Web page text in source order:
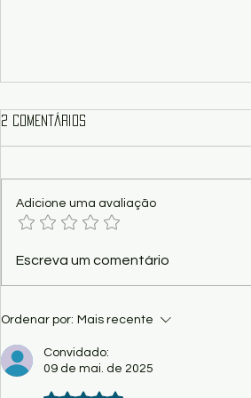
Cinema - CCBB Brasília exibe
2 comentários
Adicione uma avaliação
Escreva um comentário
Ordenar por: Mais recente
Convidado:
09 de mai. de 2025